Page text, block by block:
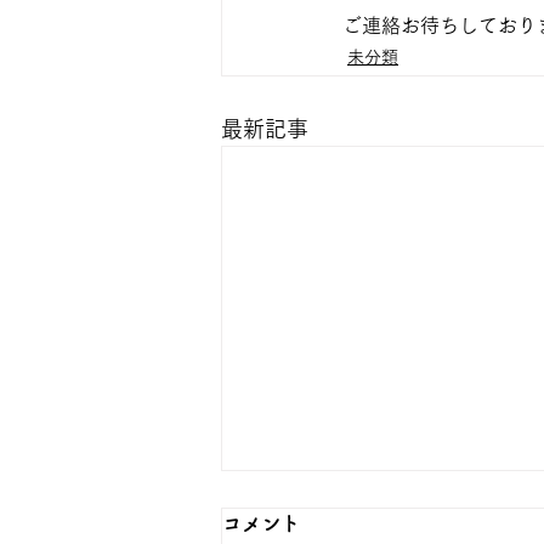
ご連絡お待ちしており
未分類
最新記事
コメント